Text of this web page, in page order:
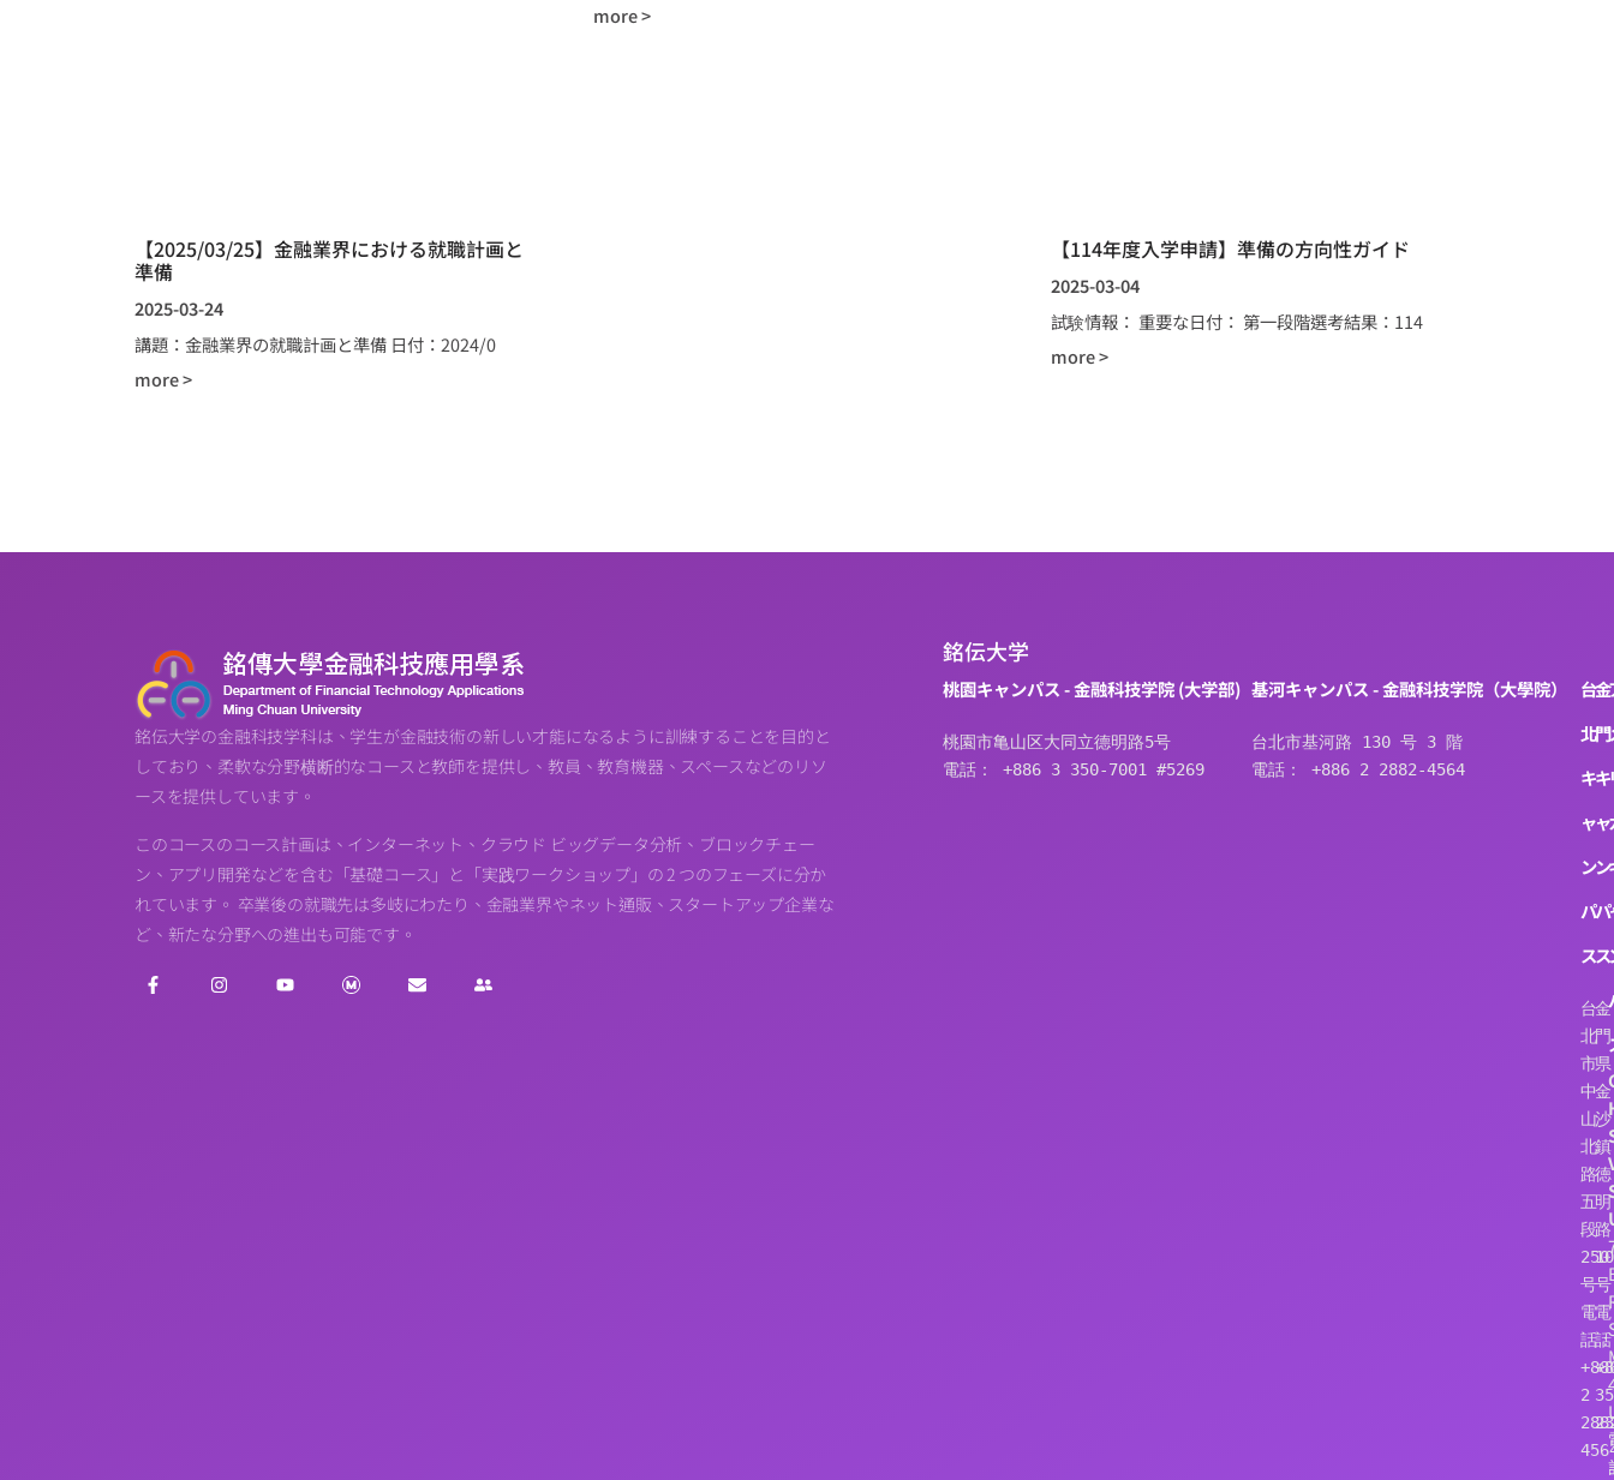
【2025/03/25】金融業界における就職計画と
準備
2025-03-24
講題：金融業界の就職計画と準備 日付：2024/0
more >
more >
【114年度入学申請】準備の方向性ガイド
2025-03-04
試験情報： 重要な日付： 第一段階選考結果：114
more >
銘伝大学の金融科技学科は、学生が金融技術の新しい才能になるように訓練することを目的と
しており、柔軟な分野横断的なコースと教師を提供し、教員、教育機器、スペースなどのリソ
ースを提供しています。
このコースのコース計画は、インターネット、クラウド ビッグデータ分析、ブロックチェー
ン、アプリ開発などを含む「基礎コース」と「実践ワークショップ」の 2 つのフェーズに分か
れています。 卒業後の就職先は多岐にわたり、金融業界やネット通販、スタートアップ企業な
ど、新たな分野への進出も可能です。
銘伝大学
桃園キャンパス - 金融科技学院 (大学部)
桃園市亀山区大同立德明路5号
電話： +886 3 350-7001 #5269
基河キャンパス - 金融科技学院（大學院）
台北市基河路 130 号 3 階
電話： +886 2 2882-4564
台
北
キ
ャ
ン
パ
ス
台
北
市
中
山
北
路
五
段
250
号
電
話：
2
金
門
キ
ャ
ン
パ
ス
金
門
県
金
沙
鎮
徳
明
路
号
電